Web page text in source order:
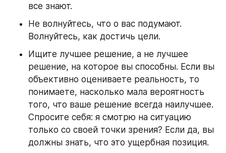
все знают.
Не волнуйтесь, что о вас подумают.
Волнуйтесь, как достичь цели.
Ищите лучшее решение, а не лучшее
решение, на которое вы способны. Если вы
объективно оцениваете реальность, то
понимаете, насколько мала вероятность
того, что ваше решение всегда наилучшее.
Спросите себя: я смотрю на ситуацию
только со своей точки зрения? Если да, вы
должны знать, что это ущербная позиция.